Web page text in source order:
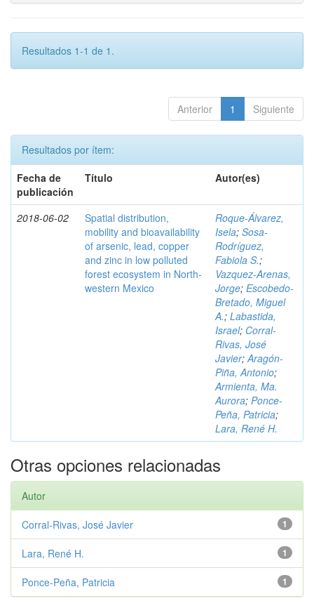
Resultados 1-1 de 1.
Anterior 1 Siguiente
Resultados por ítem:
Fecha de
publicación
Título Autor(es)
2018-06-02
Spatial distribution,
mobility and bioavailability
of arsenic, lead, copper
and zinc in low polluted
forest ecosystem in North-
western Mexico
Roque-Álvarez,
Isela; Sosa-
Rodríguez,
Fabiola S.;
Vazquez-Arenas,
Jorge; Escobedo-
Bretado, Miguel
A.; Labastida,
Israel; Corral-
Rivas, José
Javier;Aragón-
Piña, Antonio;
Armienta, Ma.
Aurora; Ponce-
Peña, Patricia;
Lara, René H.
Otras opciones relacionadas
Autor
1
Corral-Rivas, José Javier
1
Lara, René H.
1
Ponce-Peña, Patricia